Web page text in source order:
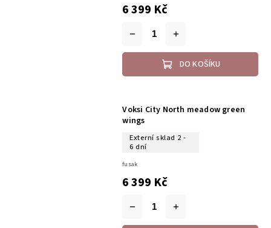
6 399 Kč
DO KOŠÍKU
Voksi City North meadow green
wings
Externí sklad 2 -
6 dní
6 399 Kč
fusak